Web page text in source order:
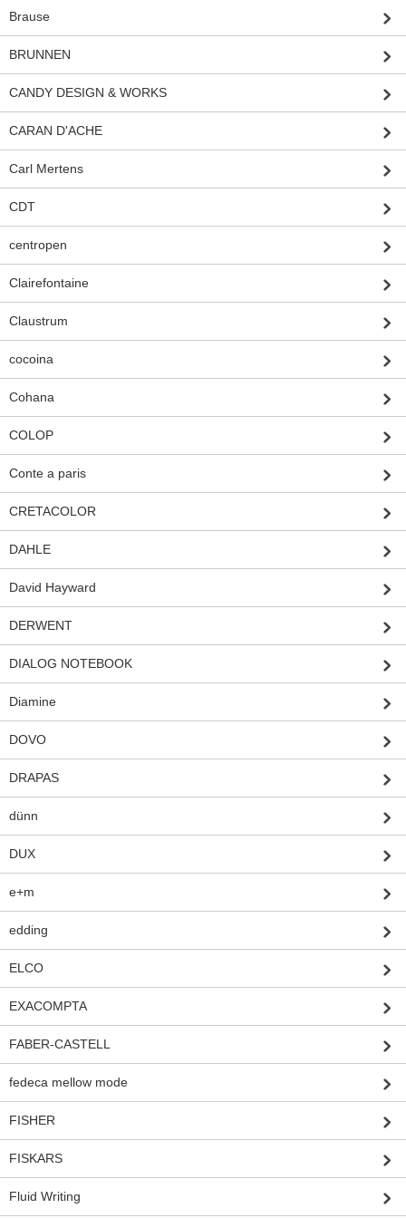
Brause
BRUNNEN
CANDY DESIGN & WORKS
CARAN D'ACHE
Carl Mertens
CDT
centropen
Clairefontaine
Claustrum
cocoina
Cohana
COLOP
Conte a paris
CRETACOLOR
DAHLE
David Hayward
DERWENT
DIALOG NOTEBOOK
Diamine
DOVO
DRAPAS
dünn
DUX
e+m
edding
ELCO
EXACOMPTA
FABER-CASTELL
fedeca mellow mode
FISHER
FISKARS
Fluid Writing